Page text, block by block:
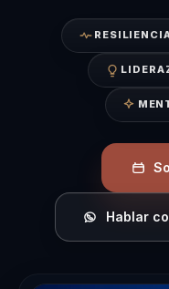
Hablar